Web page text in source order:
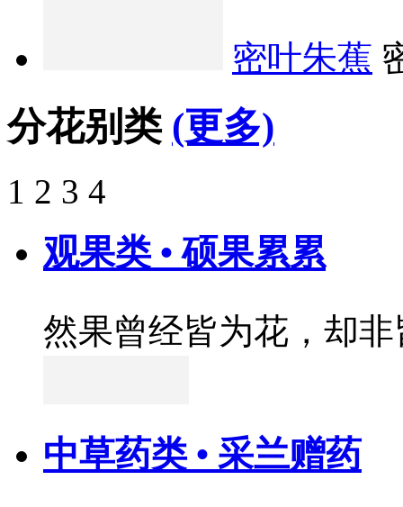
密叶朱蕉
分花别类 (更多)
1 2 3 4
观果类 • 硕果累累
然果曾经皆为花，却
中草药类 • 采兰赠药